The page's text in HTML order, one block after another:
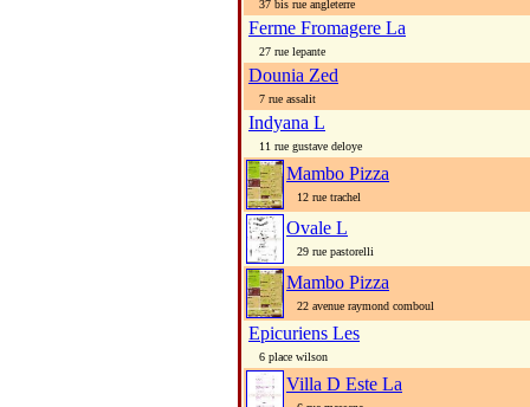
37 bis rue angleterre
Ferme Fromagere La
27 rue lepante
Dounia Zed
7 rue assalit
Indyana L
11 rue gustave deloye
Mambo Pizza
12 rue trachel
Ovale L
29 rue pastorelli
Mambo Pizza
22 avenue raymond comboul
Epicuriens Les
6 place wilson
Villa D Este La